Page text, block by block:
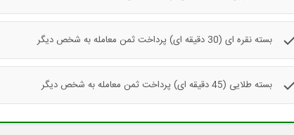
بسته نقره ای (30 دقیقه ای) پرداخت ثمن معامله به شخص دیگر
بسته طلایی (45 دقیقه ای) پرداخت ثمن معامله به شخص دیگر